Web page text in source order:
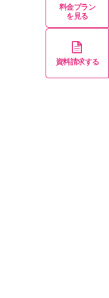
料金プラン
を見る
資料請求する